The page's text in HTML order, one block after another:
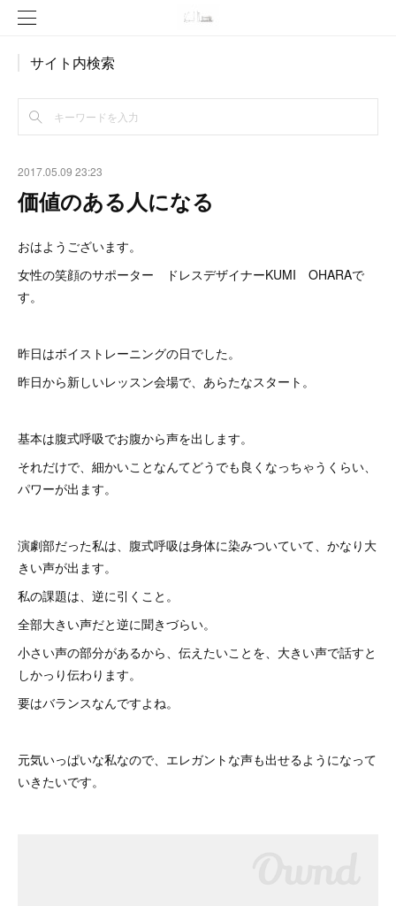
サイト内検索
2017.05.09 23:23
価値のある人になる
おはようございます。
女性の笑顔のサポーター ドレスデザイナーKUMI OHARAで
す。
昨日はボイストレーニングの日でした。
昨日から新しいレッスン会場で、あらたなスタート。
基本は腹式呼吸でお腹から声を出します。
それだけで、細かいことなんてどうでも良くなっちゃうくらい、
パワーが出ます。
演劇部だった私は、腹式呼吸は身体に染みついていて、かなり大
きい声が出ます。
私の課題は、逆に引くこと。
全部大きい声だと逆に聞きづらい。
小さい声の部分があるから、伝えたいことを、大きい声で話すと
しかっり伝わります。
要はバランスなんですよね。
元気いっぱいな私なので、エレガントな声も出せるようになって
いきたいです。